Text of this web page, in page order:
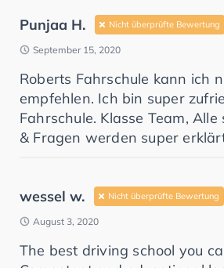
Punjaa H. Nicht überprüfte Bewertung
September 15, 2020
Roberts Fahrschule kann ich
empfehlen. Ich bin super
Fahrschule. Klasse Team,
& Fragen werden super
wessel w. Nicht überprüfte Bewertung
August 3, 2020
The best driving school you